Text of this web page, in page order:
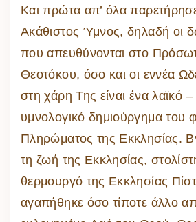
Και πρώτα απ’ όλα
Ακάθιστος Ύμνος, δηλαδή οι
που απευθύνονται στο
Θεοτόκου, όσο και οι εννέα
στη χάρη Της είναι ένα λαϊκό –
υμνολογικό δημιούργημα του
Πληρώματος της Εκκλησίας.
τη ζωή της Εκκλησίας,
θερμουργό της Εκκλησίας
αγαπήθηκε όσο τίποτε άλλο